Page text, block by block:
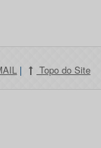
| Topo do Site